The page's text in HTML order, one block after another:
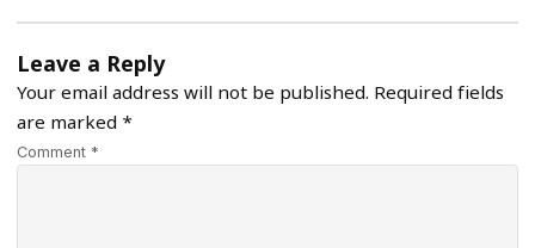
Leave a Reply
Your email address will not be published. Required fields
are marked *
Comment *